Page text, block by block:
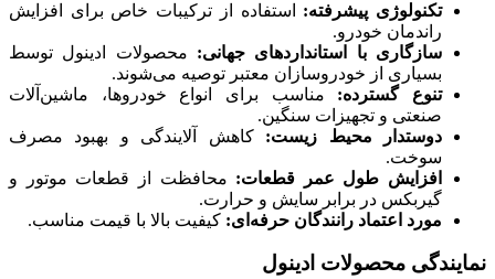
تکنولوژی پیشرفته: استفاده از ترکیبات خاص برای افزایش
راندمان خودرو.
سازگاری با استانداردهای جهانی: محصولات ادینول توسط
بسیاری از خودروسازان معتبر توصیه می‌شوند.
تنوع گسترده: مناسب برای انواع خودروها، ماشین‌آلات
صنعتی و تجهیزات سنگین.
دوستدار محیط زیست: کاهش آلایندگی و بهبود مصرف
سوخت.
افزایش طول عمر قطعات: محافظت از قطعات موتور و
گیربکس در برابر سایش و حرارت.
مورد اعتماد رانندگان حرفه‌ای: کیفیت بالا با قیمت مناسب.
نمایندگی محصولات ادینول